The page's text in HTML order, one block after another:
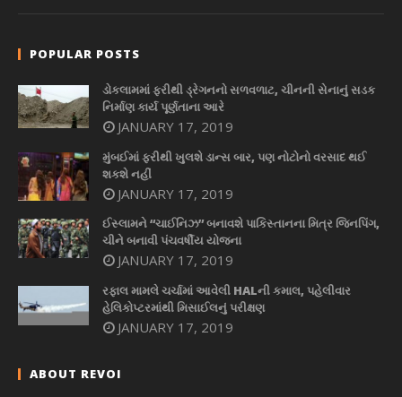
POPULAR POSTS
ડોકલામમાં ફરીથી ડ્રેગનનો સળવળાટ, ચીનની સેનાનું સડક
નિર્માણ કાર્ય પૂર્ણતાના આરે
JANUARY 17, 2019
મુંબઈમાં ફરીથી ખુલશે ડાન્સ બાર, પણ નોટોનો વરસાદ થઈ
શકશે નહીં
JANUARY 17, 2019
ઈસ્લામને “ચાઈનિઝ” બનાવશે પાકિસ્તાનના મિત્ર જિનપિંગ,
ચીને બનાવી પંચવર્ષીય યોજના
JANUARY 17, 2019
રફાલ મામલે ચર્ચામાં આવેલી HALની કમાલ, પહેલીવાર
હેલિકોપ્ટરમાંથી મિસાઈલનું પરીક્ષણ
JANUARY 17, 2019
ABOUT REVOI